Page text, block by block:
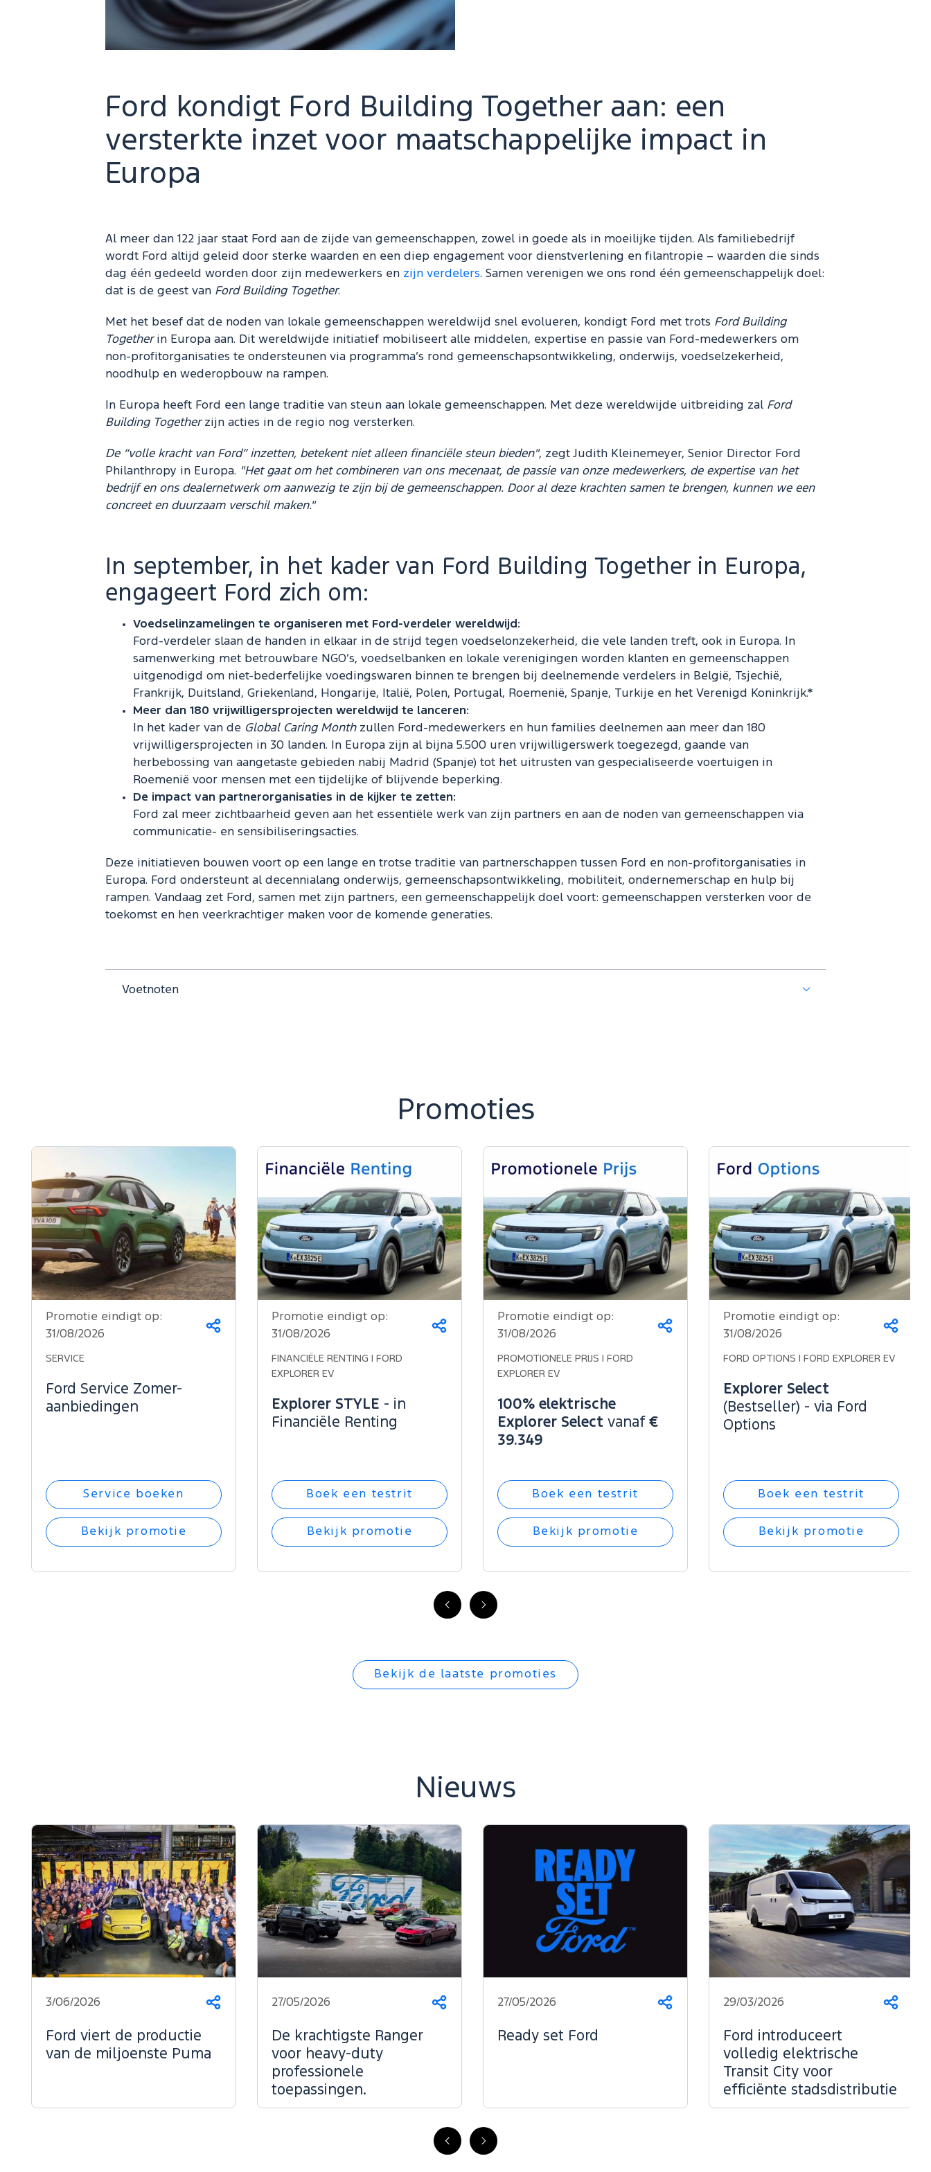
Ford kondigt Ford Building Together aan: een
versterkte inzet voor maatschappelijke impact in
Europa
Al meer dan 122 jaar staat Ford aan de zijde van gemeenschappen, zowel in goede als in moeilijke tijden. Als familiebedrijf
wordt Ford altijd geleid door sterke waarden en een diep engagement voor dienstverlening en filantropie – waarden die sinds
dag één gedeeld worden door zijn medewerkers en zijn verdelers. Samen verenigen we ons rond één gemeenschappelijk doel:
dat is de geest van Ford Building Together.
Met het besef dat de noden van lokale gemeenschappen wereldwijd snel evolueren, kondigt Ford met trots Ford Building
Togetherin Europa aan. Dit wereldwijde initiatief mobiliseert alle middelen, expertise en passie van Ford-medewerkers om
non-profitorganisaties te ondersteunen via programma’s rond gemeenschapsontwikkeling, onderwijs, voedselzekerheid,
noodhulp en wederopbouw na rampen.
In Europa heeft Ford een lange traditie van steun aan lokale gemeenschappen. Met deze wereldwijde uitbreiding zal Ford
Building Togetherzijn acties in de regio nog versterken.
De “volle kracht van Ford” inzetten, betekent niet alleen financiële steun bieden", zegt Judith Kleinemeyer, Senior Director Ford
Philanthropy in Europa. "Het gaat om het combineren van ons mecenaat, de passie van onze medewerkers, de expertise van het
bedrijf en ons dealernetwerk om aanwezig te zijn bij de gemeenschappen. Door al deze krachten samen te brengen, kunnen we een
concreet en duurzaam verschil maken."
In september, in het kader van Ford Building Together in Europa,
engageert Ford zich om:
Voedselinzamelingen te organiseren met Ford-verdeler wereldwijd:
Ford-verdeler slaan de handen in elkaar in de strijd tegen voedselonzekerheid, die vele landen treft, ook in Europa. In
samenwerking met betrouwbare NGO’s, voedselbanken en lokale verenigingen worden klanten en gemeenschappen
uitgenodigd om niet-bederfelijke voedingswaren binnen te brengen bij deelnemende verdelers in België, Tsjechië,
Frankrijk, Duitsland, Griekenland, Hongarije, Italië, Polen, Portugal, Roemenië, Spanje, Turkije en het Verenigd Koninkrijk.*
Meer dan 180 vrijwilligersprojecten wereldwijd te lanceren:
In het kader van de Global Caring Monthzullen Ford-medewerkers en hun families deelnemen aan meer dan 180
vrijwilligersprojecten in 30 landen. In Europa zijn al bijna 5.500 uren vrijwilligerswerk toegezegd, gaande van
herbebossing van aangetaste gebieden nabij Madrid (Spanje) tot het uitrusten van gespecialiseerde voertuigen in
Roemenië voor mensen met een tijdelijke of blijvende beperking.
De impact van partnerorganisaties in de kijker te zetten:
Ford zal meer zichtbaarheid geven aan het essentiële werk van zijn partners en aan de noden van gemeenschappen via
communicatie- en sensibiliseringsacties.
Deze initiatieven bouwen voort op een lange en trotse traditie van partnerschappen tussen Ford en non-profitorganisaties in
Europa. Ford ondersteunt al decennialang onderwijs, gemeenschapsontwikkeling, mobiliteit, ondernemerschap en hulp bij
rampen. Vandaag zet Ford, samen met zijn partners, een gemeenschappelijk doel voort: gemeenschappen versterken voor de
toekomst en hen veerkrachtiger maken voor de komende generaties.
Voetnoten
Promoties
Volgende
Vorige
Deel
Promotie eindigt op:
31/08/2026
SERVICE
Ford Service Zomer-
aanbiedingen
Service boeken
Bekijk promotie
Deel
Promotie eindigt op:
31/08/2026
FINANCIËLE RENTING | FORD
EXPLORER EV
Explorer STYLE - in
Financiële Renting
Boek een testrit
Bekijk promotie
Deel
Promotie eindigt op:
31/08/2026
PROMOTIONELE PRIJS | FORD
EXPLORER EV
100% elektrische
Explorer Select vanaf €
39.349
Boek een testrit
Bekijk promotie
Deel
Promotie eindigt op:
31/08/2026
FORD OPTIONS | FORD EXPLORER EV
Explorer Select
(Bestseller) - via Ford
Options
Boek een testrit
Bekijk promotie
Bekijk de laatste promoties
Nieuws
Volgende
Vorige
Deel
3/06/2026
Ford viert de productie
van de miljoenste Puma
Deel
27/05/2026
De krachtigste Ranger
voor heavy-duty
professionele
toepassingen.
Deel
27/05/2026
Ready set Ford
Deel
29/03/2026
Ford introduceert
volledig elektrische
Transit City voor
efficiënte stadsdistributie